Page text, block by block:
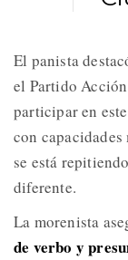
El panista
el Partido
participar en
con
se está
diferente.
La morenista
de verbo y